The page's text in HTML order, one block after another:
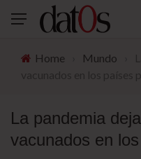
Home Mundo
La pandemia
vacunados en